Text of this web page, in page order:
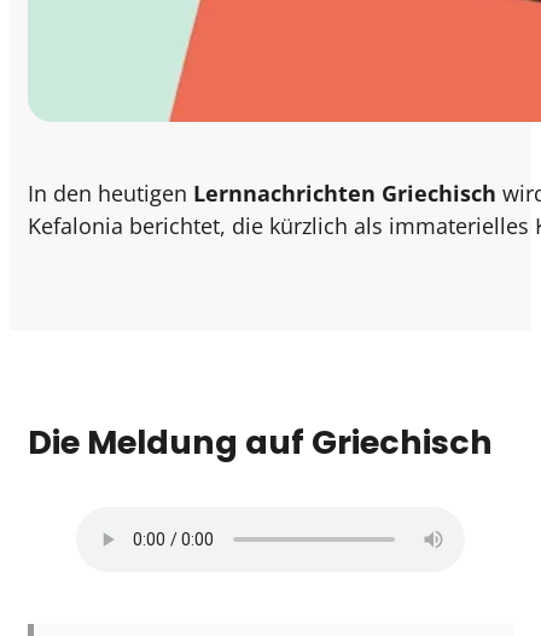
In den heutigen Lernnachrichten Griechisch
Kefalonia berichtet, die kürzlich als
Die Meldung auf Griechisch